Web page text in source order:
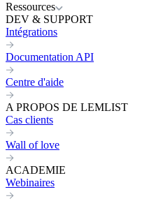
Ressources
DEV & SUPPORT
Intégrations
Documentation API
Centre d'aide
A PROPOS DE LEMLIST
Cas clients
Wall of love
ACADEMIE
Webinaires